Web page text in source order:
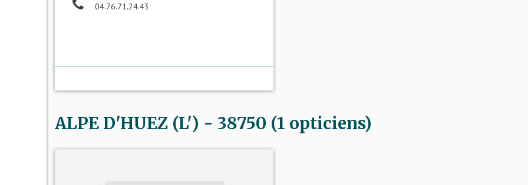
04.76.71.24.43
ALPE D'HUEZ (L') - 38750 (1 opticiens)